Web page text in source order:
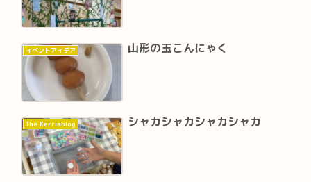
イベントアイデア 山形の玉こんにゃく
The Kerriablog シャカシャカシャカシャカ